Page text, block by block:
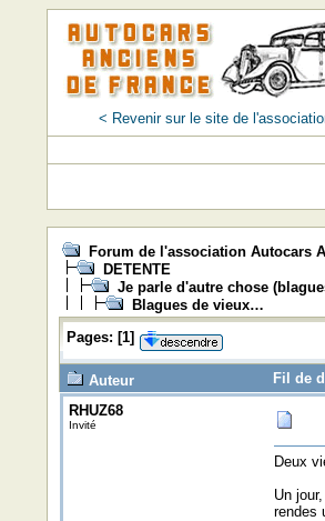
< Revenir sur le site de
Forum de l'association Autocars
DETENTE
Je parle d'autre chose
Blagues de vieux…
Pages: [1]
Auteur
Fil de
RHUZ68
Invité
Deux
Un
rendes